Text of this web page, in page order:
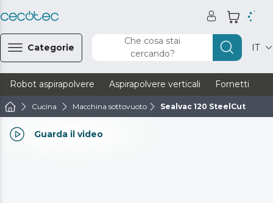
Categorie
Che cosa stai
cercando?
IT
Robot aspirapolvere Aspirapolvere verticali Fornetti
Cucina Macchina sottovuoto Sealvac 120 SteelCut
Guarda il video